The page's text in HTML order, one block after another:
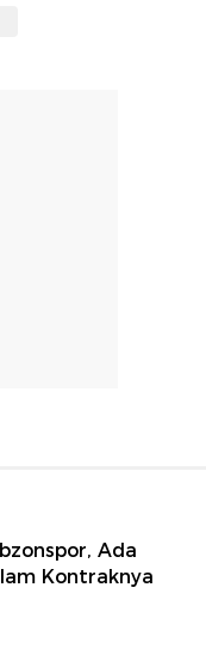
Ada
Kontraknya